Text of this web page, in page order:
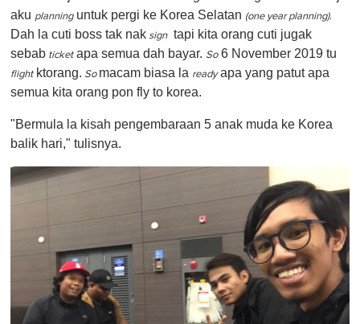
aku planninguntuk pergi ke Korea Selatan (one year planning).
Dah la cuti boss tak nak signtapi kita orang cuti jugak
sebab ticketapa semua dah bayar. So6 November 2019 tu
flightktorang. So macam biasa la readyapa yang patut apa
semua kita orang pon fly to korea.
"Bermula la kisah pengembaraan 5 anak muda ke Korea
balik hari," tulisnya.